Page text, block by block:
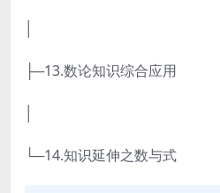
├─13.数论知识综合应用
└─14.知识延伸之数与式